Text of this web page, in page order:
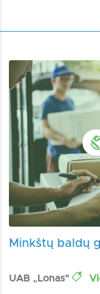
Minkštų baldų
UAB „Lonas"